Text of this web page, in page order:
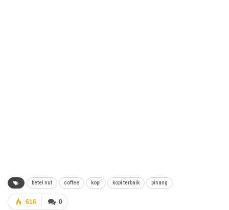
betel nut coffee kopi kopi terbaik pinang
0
616